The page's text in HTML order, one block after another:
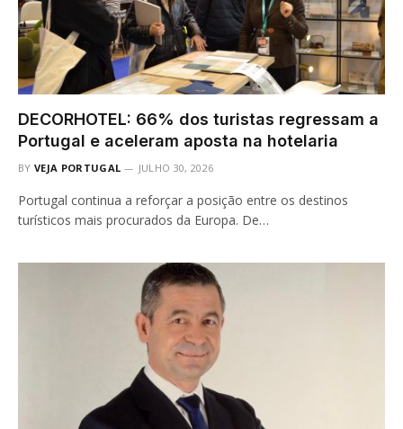
DECORHOTEL: 66% dos turistas regressam a
Portugal e aceleram aposta na hotelaria
BY VEJA PORTUGAL JULHO 30, 2026
Portugal continua a reforçar a posição entre os destinos
turísticos mais procurados da Europa. De…